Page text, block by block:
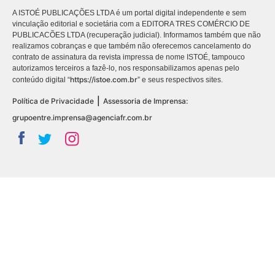
A ISTOÉ PUBLICAÇÕES LTDA é um portal digital independente e sem
vinculação editorial e societária com a EDITORA TRES COMÉRCIO DE
PUBLICACÕES LTDA (recuperação judicial). Informamos também que não
realizamos cobranças e que também não oferecemos cancelamento do
contrato de assinatura da revista impressa de nome ISTOÉ, tampouco
autorizamos terceiros a fazê-lo, nos responsabilizamos apenas pelo
conteúdo digital “https://istoe.com.br” e seus respectivos sites.
Política de Privacidade | Assessoria de Imprensa:
grupoentre.imprensa@agenciafr.com.br